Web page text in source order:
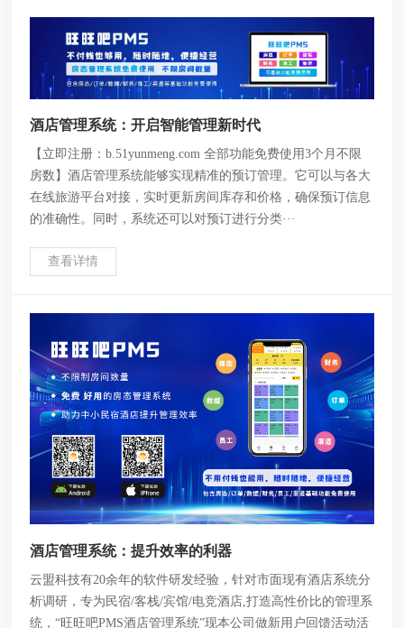
酒店管理系统：开启智能管理新时代
【立即注册：b.51yunmeng.com 全部功能免费使用3个月不限
房数】酒店管理系统能够实现精准的预订管理。它可以与各大
在线旅游平台对接，实时更新房间库存和价格，确保预订信息
的准确性。同时，系统还可以对预订进行分类···
查看详情
酒店管理系统：提升效率的利器
云盟科技有20余年的软件研发经验，针对市面现有酒店系统分
析调研，专为民宿/客栈/宾馆/电竞酒店,打造高性价比的管理系
统，“旺旺吧PMS酒店管理系统”现本公司做新用户回馈活动活